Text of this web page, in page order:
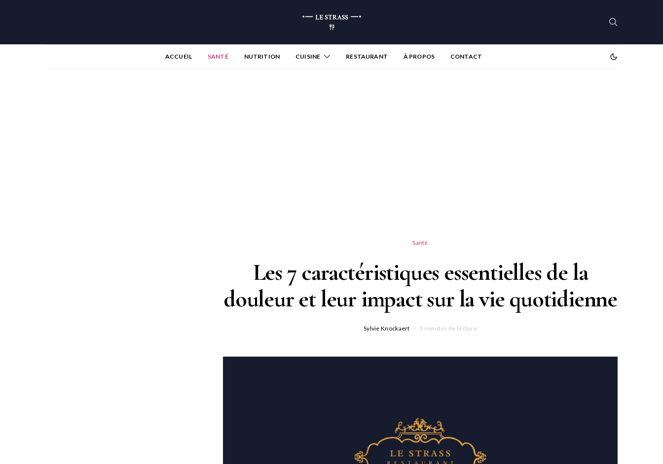
ACCUEIL SANTÉ NUTRITION CUISINE RESTAURANT À PROPOS CONTACT
Santé
Les 7 caractéristiques essentielles de la
douleur et leur impact sur la vie quotidienne
Sylvie Knockaert 3 minutes de lecture